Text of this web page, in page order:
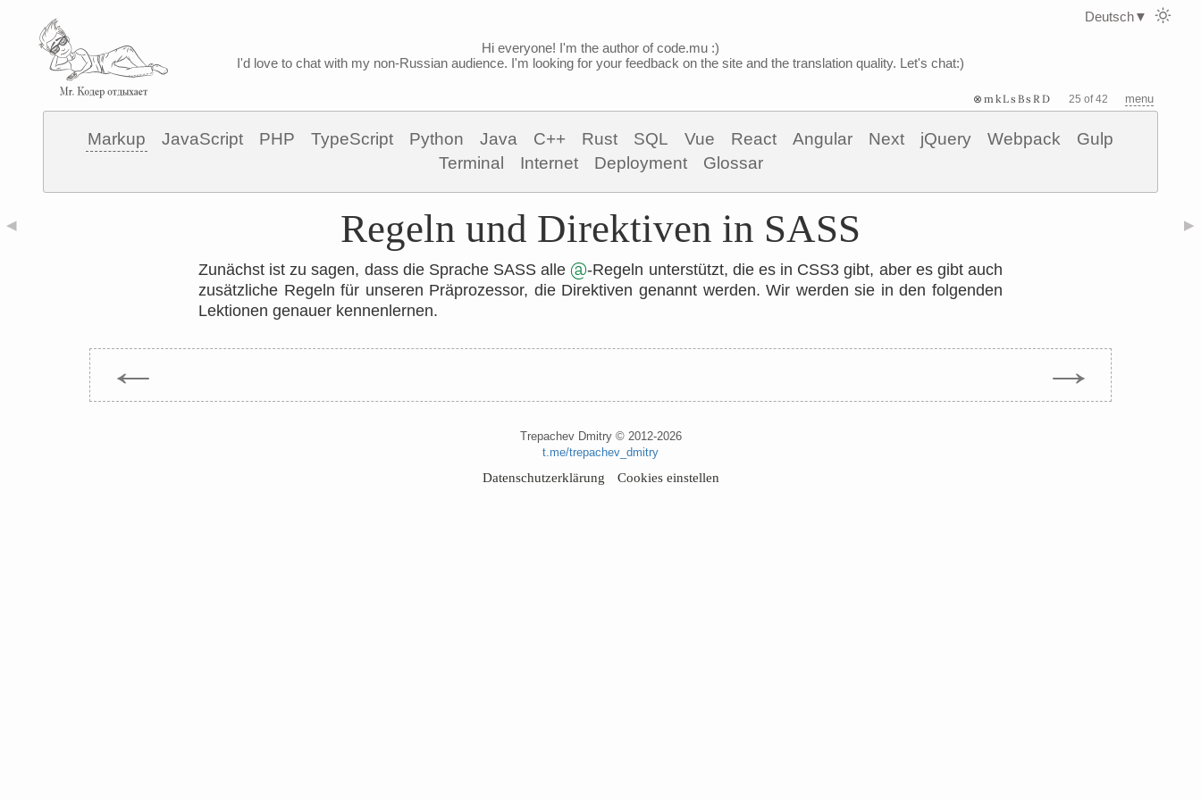
Hi everyone! I'm the author of code.mu :)
I'd love to chat with my non-Russian audience. I'm looking for your feedback on the site and the translation quality. Let's chat:)
⊗mkLsBsRD 25 of 42 menu
Markup JavaScript PHP TypeScript Python Java C++ Rust SQL Vue React Angular Next jQuery Webpack
Gulp
Terminal
Internet Deployment Glossar
◀ ▶
Regeln und Direktiven in SASS
Zunächst ist zu sagen, dass die Sprache SASS alle @-Regeln unterstützt, die es in CSS3 gibt, aber es gibt auch
zusätzliche Regeln für unseren Präprozessor, die Direktiven genannt werden. Wir werden sie in den folgenden
Lektionen genauer kennenlernen.
← →
Trepachev Dmitry © 2012-2026
t.me/trepachev_dmitry
Datenschutzerklärung Cookies einstellen
Deutsch▼